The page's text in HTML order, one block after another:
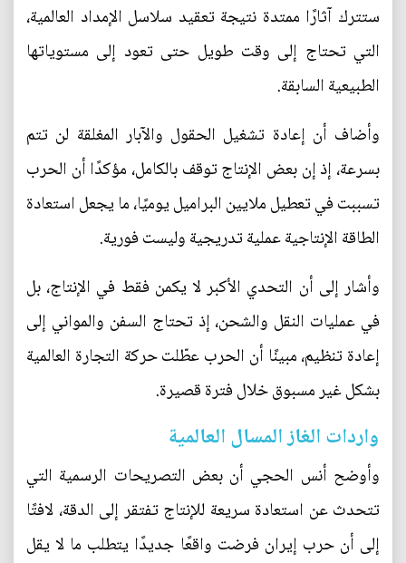
ستترك آثارًا ممتدة نتيجة تعقيد سلاسل الإمداد العالمية،
التي تحتاج إلى وقت طويل حتى تعود إلى مستوياتها
الطبيعية السابقة.
وأضاف أن إعادة تشغيل الحقول والآبار المغلقة لن تتم
بسرعة، إذ إن بعض الإنتاج توقف بالكامل، مؤكدًا أن الحرب
تسببت في تعطيل ملايين البراميل يوميًا، ما يجعل استعادة
الطاقة الإنتاجية عملية تدريجية وليست فورية.
وأشار إلى أن التحدي الأكبر لا يكمن فقط في الإنتاج، بل
في عمليات النقل والشحن، إذ تحتاج السفن والمواني إلى
إعادة تنظيم، مبينًا أن الحرب عطّلت حركة التجارة العالمية
بشكل غير مسبوق خلال فترة قصيرة.
واردات الغاز المسال العالمية
وأوضح أنس الحجي أن بعض التصريحات الرسمية التي
تتحدث عن استعادة سريعة للإنتاج تفتقر إلى الدقة، لافتًا
إلى أن حرب إيران فرضت واقعًا جديدًا يتطلب ما لا يقل